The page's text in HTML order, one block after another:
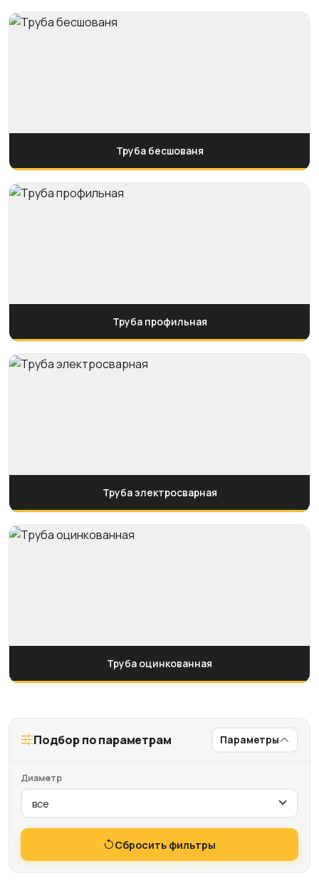
Труба бесшованя
Труба профильная
Труба электросварная
Труба оцинкованная
Подбор по параметрам Параметры
Диаметр
Сбросить фильтры